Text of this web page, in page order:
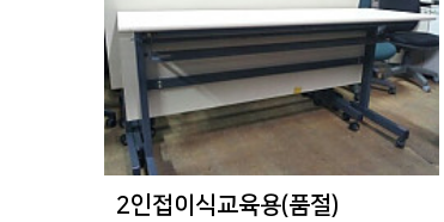
2인접이식교육용(품절)